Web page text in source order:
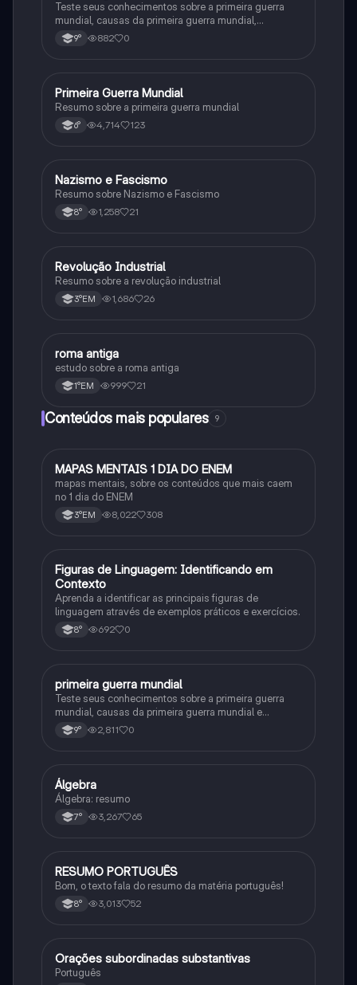
Teste seus conhecimentos sobre a primeira guerra
mundial, causas da primeira guerra mundial,
consequências da Primeira Guerra Mundial,fases da
primeira guerra mundial
9° 882 0
História
Primeira Guerra Mundial
Resumo sobre a primeira guerra mundial
6° 4,714 123
História
Nazismo e Fascismo
Resumo sobre Nazismo e Fascismo
8° 1,258 21
História
Revolução Industrial
Resumo sobre a revolução industrial
3°EM 1,686 26
História
roma antiga
estudo sobre a roma antiga
1°EM 999 21
Conteúdos mais populares 9
Português
MAPAS MENTAIS 1 DIA DO ENEM
mapas mentais, sobre os conteúdos que mais caem
no 1 dia do ENEM
3°EM 8,022 308
FPortuguês
Figuras de Linguagem: Identificando em
Contexto
Aprenda a identificar as principais figuras de
linguagem através de exemplos práticos e exercícios.
8° 692 0
História
primeira guerra mundial
Teste seus conhecimentos sobre a primeira guerra
mundial, causas da primeira guerra mundial e
consequências da Primeira Guerra Mundial, fases da
primeira guerra mundial
9° 2,811 0
Matematica
Álgebra
Álgebra: resumo
7° 3,267 65
Português
RESUMO PORTUGUÊS
Bom, o texto fala do resumo da matéria português!
8° 3,013 52
Português
Orações subordinadas substantivas
Português